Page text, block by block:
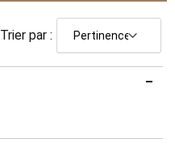
Trier par :